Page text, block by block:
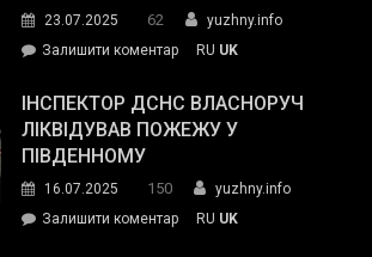
гуманітарну
допомогу
23.07.2025 62
yuzhny.info
Залишити коментарon
провів
нараду
силових
та
RU UK
ІНСПЕКТОР ДСНС ВЛАСНОРУЧ
ЛІКВІДУВАВ ПОЖЕЖУ У
ПІВДЕННОМУ
16.07.2025 150
yuzhny.info
Залишити коментарon
RU UK